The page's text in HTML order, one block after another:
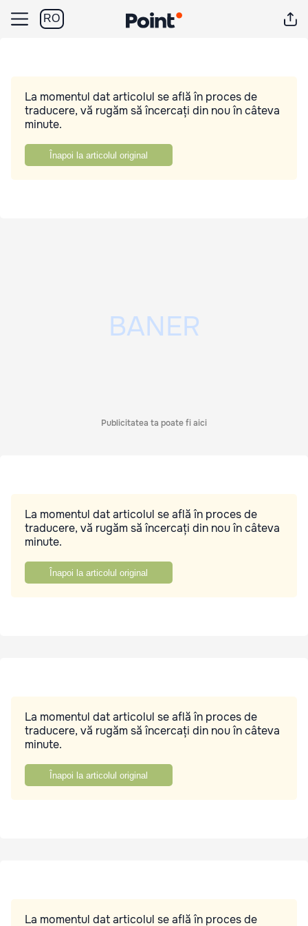
RO
La momentul dat articolul se află în proces de
traducere, vă rugăm să încercați din nou în câteva
minute.
Înapoi la articolul original
Publicitatea ta poate fi aici
La momentul dat articolul se află în proces de
traducere, vă rugăm să încercați din nou în câteva
minute.
Înapoi la articolul original
La momentul dat articolul se află în proces de
traducere, vă rugăm să încercați din nou în câteva
minute.
Înapoi la articolul original
La momentul dat articolul se află în proces de